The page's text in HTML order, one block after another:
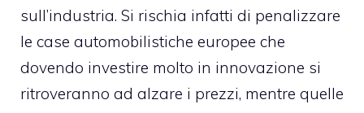
sull’industria. Si rischia infatti di penalizzare
le case automobilistiche europee che
dovendo investire molto in innovazione si
ritroveranno ad alzare i prezzi, mentre quelle